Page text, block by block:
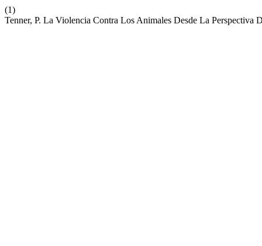
(1)
Tenner, P. La Violencia Contra Los Animales Desde La Perspectiva